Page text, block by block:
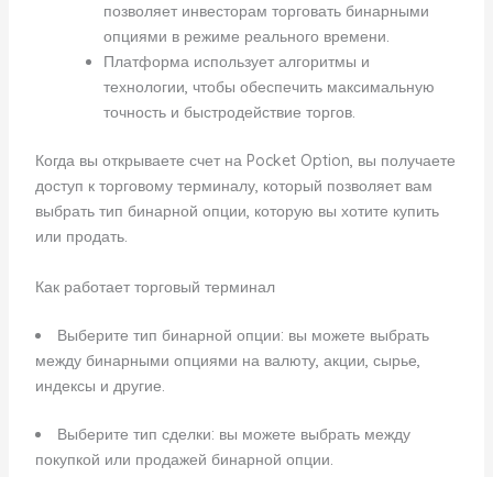
позволяет инвесторам торговать бинарными
опциями в режиме реального времени.
Платформа использует алгоритмы и
технологии, чтобы обеспечить максимальную
точность и быстродействие торгов.
Когда вы открываете счет на Pocket Option, вы получаете
доступ к торговому терминалу, который позволяет вам
выбрать тип бинарной опции, которую вы хотите купить
или продать.
Как работает торговый терминал
Выберите тип бинарной опции: вы можете выбрать
между бинарными опциями на валюту, акции, сырье,
индексы и другие.
Выберите тип сделки: вы можете выбрать между
покупкой или продажей бинарной опции.